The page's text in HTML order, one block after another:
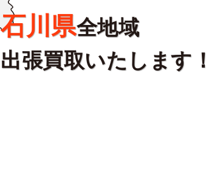
石川県全地域
出張買取いたします！